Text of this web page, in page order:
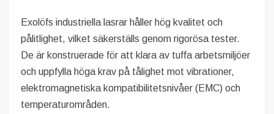
Exolöfs industriella lasrar håller hög kvalitet och
pålitlighet, vilket säkerställs genom rigorösa tester.
De är konstruerade för att klara av tuffa arbetsmiljöer
och uppfylla höga krav på tålighet mot vibrationer,
elektromagnetiska kompatibilitetsnivåer (EMC) och
temperaturområden.